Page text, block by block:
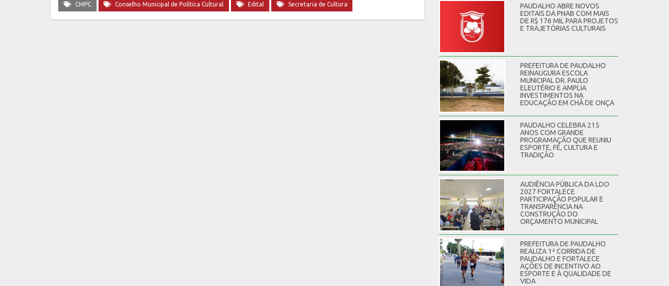
CMPC Conselho Municipal de Política Cultural Edital Secretaria de Cultura
PAUDALHO ABRE NOVOS
EDITAIS DA PNAB COM MAIS
DE R$ 176 MIL PARA PROJETOS
E TRAJETÓRIAS CULTURAIS
PREFEITURA DE PAUDALHO
REINAUGURA ESCOLA
MUNICIPAL DR. PAULO
ELEUTÉRIO E AMPLIA
INVESTIMENTOS NA
EDUCAÇÃO EM CHÃ DE ONÇA
PAUDALHO CELEBRA 215
ANOS COM GRANDE
PROGRAMAÇÃO QUE REUNIU
ESPORTE, FÉ, CULTURA E
TRADIÇÃO
AUDIÊNCIA PÚBLICA DA LDO
2027 FORTALECE
PARTICIPAÇÃO POPULAR E
TRANSPARÊNCIA NA
CONSTRUÇÃO DO
ORÇAMENTO MUNICIPAL
PREFEITURA DE PAUDALHO
REALIZA 1ª CORRIDA DE
PAUDALHO E FORTALECE
AÇÕES DE INCENTIVO AO
ESPORTE E À QUALIDADE DE
VIDA